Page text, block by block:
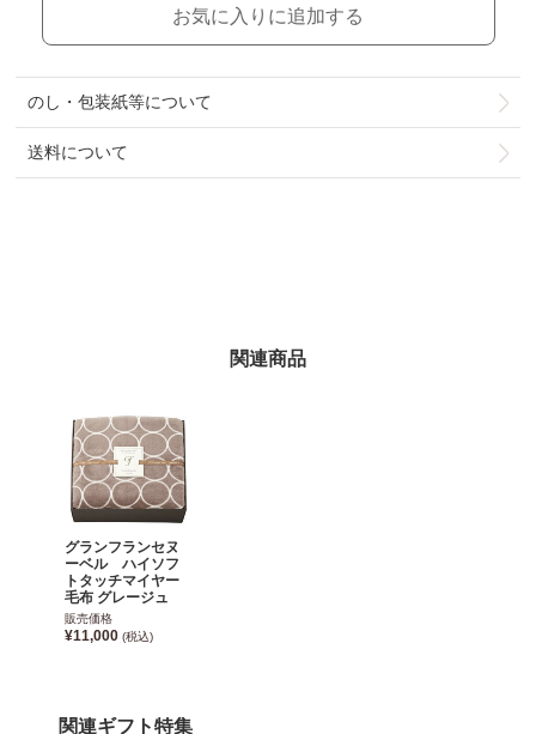
お気に入りに追加する
のし・包装紙等について
送料について
関連商品
グランフランセヌ
ーベル ハイソフ
トタッチマイヤー
毛布 グレージュ
販売価格
¥11,000 (税込)
関連ギフト特集